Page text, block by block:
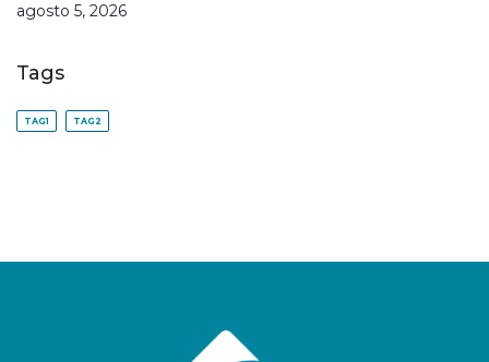
agosto 5, 2026
Tags
TAG1 TAG2